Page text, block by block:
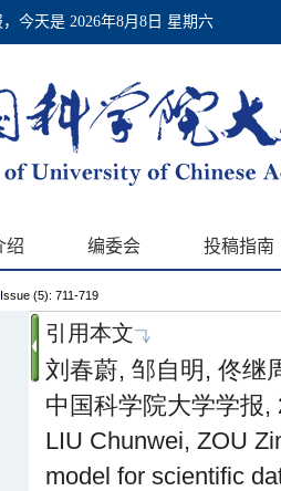
Issue (5): 711-719
引用本文
刘春蔚, 邹自明, 佟继
中国科学院大学学报,
LIU Chunwei, ZOU
model for scientific